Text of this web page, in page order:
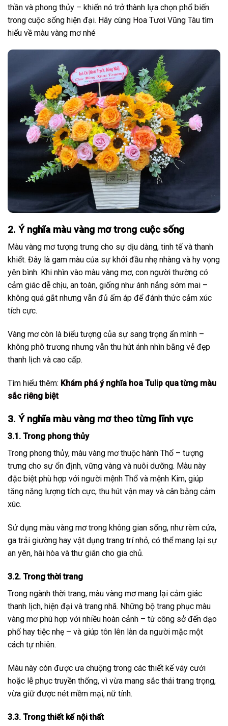
thần và phong thủy – khiến nó trở thành lựa chọn phổ biến
trong cuộc sống hiện đại. Hãy cùng Hoa Tươi Vũng Tàu tìm
hiểu về màu vàng mơ nhé
2. Ý nghĩa màu vàng mơ trong cuộc sống
Màu vàng mơ tượng trưng cho sự dịu dàng, tinh tế và thanh
khiết. Đây là gam màu của sự khởi đầu nhẹ nhàng và hy vọng
yên bình. Khi nhìn vào màu vàng mơ, con người thường có
cảm giác dễ chịu, an toàn, giống như ánh nắng sớm mai –
không quá gắt nhưng vẫn đủ ấm áp để đánh thức cảm xúc
tích cực.
Vàng mơ còn là biểu tượng của sự sang trọng ẩn mình –
không phô trương nhưng vẫn thu hút ánh nhìn bằng vẻ đẹp
thanh lịch và cao cấp.
Tìm hiểu thêm: Khám phá ý nghĩa hoa Tulip qua từng màu
sắc riêng biệt
3. Ý nghĩa màu vàng mơ theo từng lĩnh vực
3.1. Trong phong thủy
Trong phong thủy, màu vàng mơ thuộc hành Thổ – tượng
trưng cho sự ổn định, vững vàng và nuôi dưỡng. Màu này
đặc biệt phù hợp với người mệnh Thổ và mệnh Kim, giúp
tăng năng lượng tích cực, thu hút vận may và cân bằng cảm
xúc.
Sử dụng màu vàng mơ trong không gian sống, như rèm cửa,
ga trải giường hay vật dụng trang trí nhỏ, có thể mang lại sự
an yên, hài hòa và thư giãn cho gia chủ.
3.2. Trong thời trang
Trong ngành thời trang, màu vàng mơ mang lại cảm giác
thanh lịch, hiện đại và trang nhã. Những bộ trang phục màu
vàng mơ phù hợp với nhiều hoàn cảnh – từ công sở đến dạo
phố hay tiệc nhẹ – và giúp tôn lên làn da người mặc một
cách tự nhiên.
Màu này còn được ưa chuộng trong các thiết kế váy cưới
hoặc lễ phục truyền thống, vì vừa mang sắc thái trang trọng,
vừa giữ được nét mềm mại, nữ tính.
3.3. Trong thiết kế nội thất